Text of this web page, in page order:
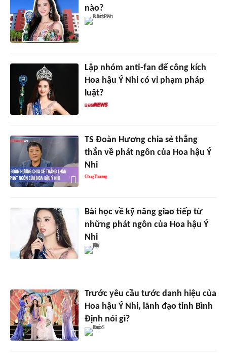
nào?
Lập nhóm anti-fan để công kích
Hoa hậu Ý Nhi có vi phạm pháp
luật?
TS Đoàn Hương chia sẻ thẳng
thắn về phát ngôn của Hoa hậu Ý
Nhi
Bài học về kỹ năng giao tiếp từ
những phát ngôn của Hoa hậu Ý
Nhi
Trước yêu cầu tước danh hiệu của
Hoa hậu Ý Nhi, lãnh đạo tỉnh Bình
Định nói gì?